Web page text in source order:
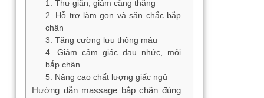
1. Thư giãn, giảm căng thẳng
2. Hỗ trợ làm gọn và săn chắc bắp
chân
3. Tăng cường lưu thông máu
4. Giảm cảm giác đau nhức, mỏi
bắp chân
5. Nâng cao chất lượng giấc ngủ
Hướng dẫn massage bắp chân đúng